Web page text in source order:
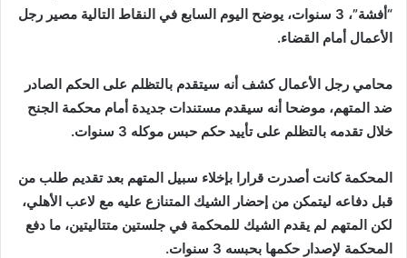
“أفشة”، 3 سنوات، يوضح اليوم السابع في النقاط التالية مصير رجل
الأعمال أمام القضاء.
محامي رجل الأعمال كشف أنه سيتقدم بالتظلم على الحكم الصادر
ضد المتهم، موضحا أنه سيقدم مستندات جديدة أمام محكمة الجنح
خلال تقدمه بالتظلم على تأييد حكم حبس موكله 3 سنوات.
المحكمة كانت أصدرت قرارا بإخلاء سبيل المتهم بعد تقديم طلب من
قبل دفاعه ليتمكن من إحضار الشيك المتنازع عليه مع لاعب الأهلي،
لكن المتهم لم يقدم الشيك للمحكمة في جلستين متتاليتين، ما دفع
المحكمة لإصدار حكمها بحبسه 3 سنوات.